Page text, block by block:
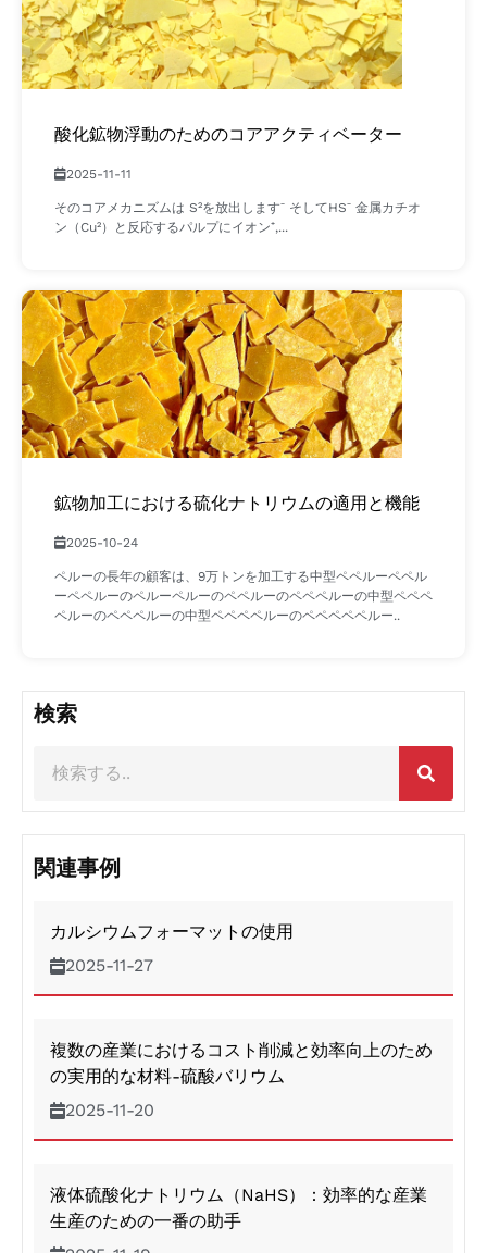
酸化鉱物浮動のためのコアアクティベーター
2025-11-11
そのコアメカニズムは S²を放出します⁻ そしてHS⁻ 金属カチオ
ン（Cu²）と反応するパルプにイオン⁺,...
鉱物加工における硫化ナトリウムの適用と機能
2025-10-24
ペルーの長年の顧客は、9万トンを加工する中型ペペルーペペル
ーペペルーのペルーペルーのペペルーのペペペルーの中型ペペペ
ペルーのペペペルーの中型ペペペペルーのペペペペペルー..
検索
関連事例
カルシウムフォーマットの使用
2025-11-27
複数の産業におけるコスト削減と効率向上のため
の実用的な材料-硫酸バリウム
2025-11-20
液体硫酸化ナトリウム（NaHS）：効率的な産業
生産のための一番の助手​